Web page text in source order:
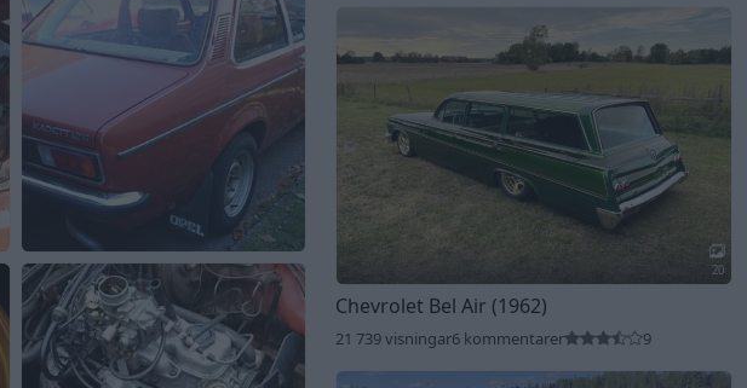
20
Chevrolet Bel Air (1962)
21 739 visningar6 kommentarer 9